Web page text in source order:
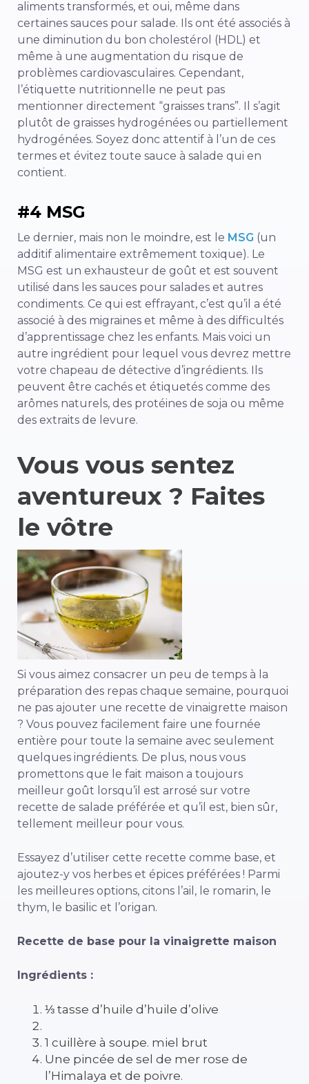
aliments transformés, et oui, même dans
certaines sauces pour salade. Ils ont été associés à
une diminution du bon cholestérol (HDL) et
même à une augmentation du risque de
problèmes cardiovasculaires. Cependant,
l’étiquette nutritionnelle ne peut pas
mentionner directement “graisses trans”. Il s’agit
plutôt de graisses hydrogénées ou partiellement
hydrogénées. Soyez donc attentif à l’un de ces
termes et évitez toute sauce à salade qui en
contient.
#4 MSG
Le dernier, mais non le moindre, est le MSG (un
additif alimentaire extrêmement toxique). Le
MSG est un exhausteur de goût et est souvent
utilisé dans les sauces pour salades et autres
condiments. Ce qui est effrayant, c’est qu’il a été
associé à des migraines et même à des difficultés
d’apprentissage chez les enfants. Mais voici un
autre ingrédient pour lequel vous devrez mettre
votre chapeau de détective d’ingrédients. Ils
peuvent être cachés et étiquetés comme des
arômes naturels, des protéines de soja ou même
des extraits de levure.
Vous vous sentez
aventureux ? Faites
le vôtre
Si vous aimez consacrer un peu de temps à la
préparation des repas chaque semaine, pourquoi
ne pas ajouter une recette de vinaigrette maison
? Vous pouvez facilement faire une fournée
entière pour toute la semaine avec seulement
quelques ingrédients. De plus, nous vous
promettons que le fait maison a toujours
meilleur goût lorsqu’il est arrosé sur votre
recette de salade préférée et qu’il est, bien sûr,
tellement meilleur pour vous.
Essayez d’utiliser cette recette comme base, et
ajoutez-y vos herbes et épices préférées ! Parmi
les meilleures options, citons l’ail, le romarin, le
thym, le basilic et l’origan.
Recette de base pour la vinaigrette maison
Ingrédients :
⅓ tasse d’huile d’huile d’olive
1 cuillère à soupe. miel brut
Une pincée de sel de mer rose de
l’Himalaya et de poivre.